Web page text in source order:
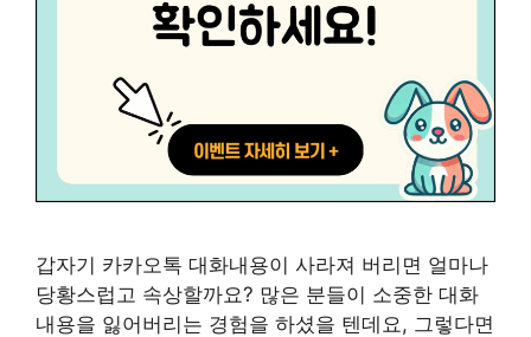
갑자기 카카오톡 대화내용이 사라져 버리면 얼마나
당황스럽고 속상할까요? 많은 분들이 소중한 대화
내용을 잃어버리는 경험을 하셨을 텐데요, 그렇다면